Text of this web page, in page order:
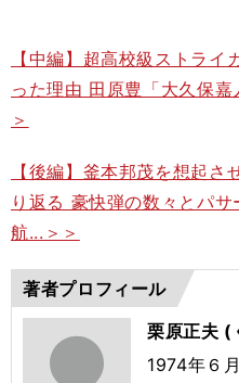
【中編】超高校級ストラ
った理由 田原豊「大久保
＞
【後編】釜本邦茂を想起
り返る 豪快弾の数々とパ
航...＞＞
著者プロフィール
栗原正夫 (
1974年６月